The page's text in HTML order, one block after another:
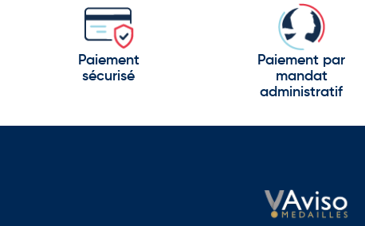
Paiement
sécurisé
Paiement par
mandat
administratif